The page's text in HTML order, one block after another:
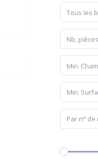
Tous les
Nb. pièces
Min.